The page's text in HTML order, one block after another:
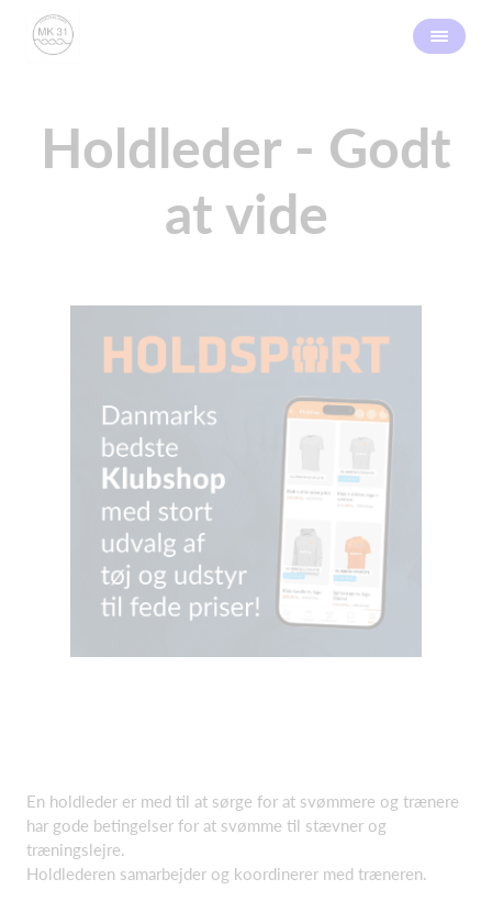
Holdleder - Godt
at vide
En holdleder er med til at sørge for at svømmere og trænere
har gode betingelser for at svømme til stævner og
træningslejre.
Holdlederen samarbejder og koordinerer med træneren.